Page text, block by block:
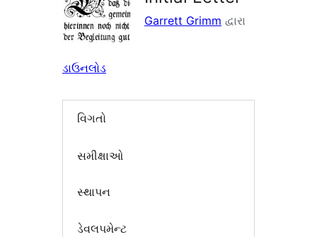
Garrett Grimm દ્વારા
ડાઉનલોડ
વિગતો
સમીક્ષાઓ
સ્થાપન
ડેવલપમેન્ટ